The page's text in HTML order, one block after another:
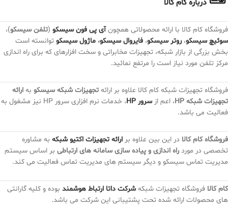
درباره کام کالا
فروشگاه کام کالا با ارائه محصولاتی همچونآی پی فون سیسکو (تلفن سیسکو)،
سوئیچ سیسکو، روتر سیسکو، فایروال سیسکو، ماژول سیسکو توانسته است
بخش بزرگی از بازار شبکه، تجهیزات مخابراتی و سخت افزارهای که برای راه اندازی
مرکز تلفن مورد نیاز است را مرتفع نمائید.
فروشگاه تجهیزات شبکه کام کالا علاوه بر ارائه تجهیزات شبکه سیسکو به ارائه
تجهیزات شبکه HP
، اعم از سرور HP
، خدمات نرم افزاری سرور HP نیز مشغول به
فعالیت می باشد.
فروشگاه کام کالا در این بین علاوه بر ارائه تجهیزات اکتیو شبکه به مشاوره
تخصصی در مورد راه اندازی و پیاده سازی سامانه های ارتباطی بر اساس سیستم
مدیریت تماس سیسکو و دیگر سیستم های مدیریت تماس فعالیت می کند.
کام کالا فروشگاه تجهیزات شبکه شرکت داتا ارتباط هوشمند بوده و کلیه گارانتی
های محصولات ارائه شده تحت پشتیبانی این شرکت می باشد.